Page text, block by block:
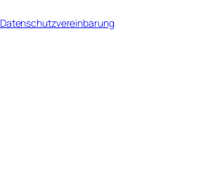
Datenschutzvereinbarung